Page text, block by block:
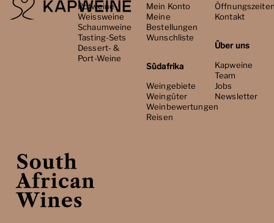
Rotweine
Weissweine
Schaumweine
Tasting-Sets
Dessert- &
Port-Weine
Mein Konto
Meine
Bestellungen
Wunschliste
Südafrika
Weingebiete
Weingüter
Weinbewertungen
Reisen
Kontakt
Über uns
Kapweine
Team
Jobs
Newsletter